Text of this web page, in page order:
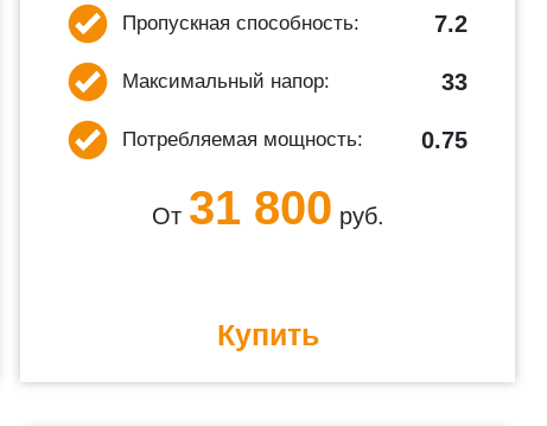
Пропускная способность: 7.2
Максимальный напор: 33
Потребляемая мощность: 0.75
От 31 800 руб.
Купить